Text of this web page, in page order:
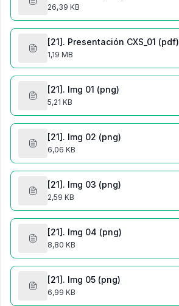
26,39 KB
[21]. Presentación CXS_01 (pdf)
1,19 MB
[21]. Img 01 (png)
5,21 KB
[21]. Img 02 (png)
6,06 KB
[21]. Img 03 (png)
2,59 KB
[21]. Img 04 (png)
8,80 KB
[21]. Img 05 (png)
6,99 KB